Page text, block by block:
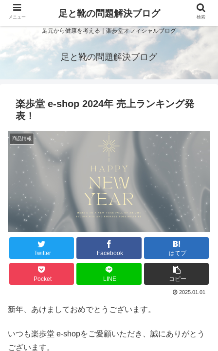
足元から健康を考える｜楽歩堂オフィシャルブログ
足と靴の問題解決ブログ
楽歩堂 e-shop 2024年 売上ランキング発
表！
商品情報
Twitter Facebook はてブ
Pocket LINE コピー
2025.01.01
新年、あけましておめでとうございます。
いつも楽歩堂 e-shopをご愛顧いただき、誠にありがとう
ございます。
メニュー 足と靴の問題解決ブログ 検索